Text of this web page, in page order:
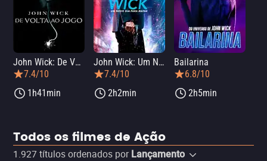
John Wick: De Volta ao Jogo
7.4/10
1h41min
John Wick: Um Novo Dia Para Matar
7.4/10
2h2min
Bailarina
6.8/10
2h5min
Todos os filmes de Ação
1.927 títulos ordenados por Lançamento